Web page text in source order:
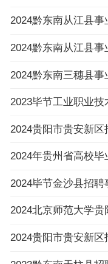
2023毕节工业职业
2024贵阳市贵安新